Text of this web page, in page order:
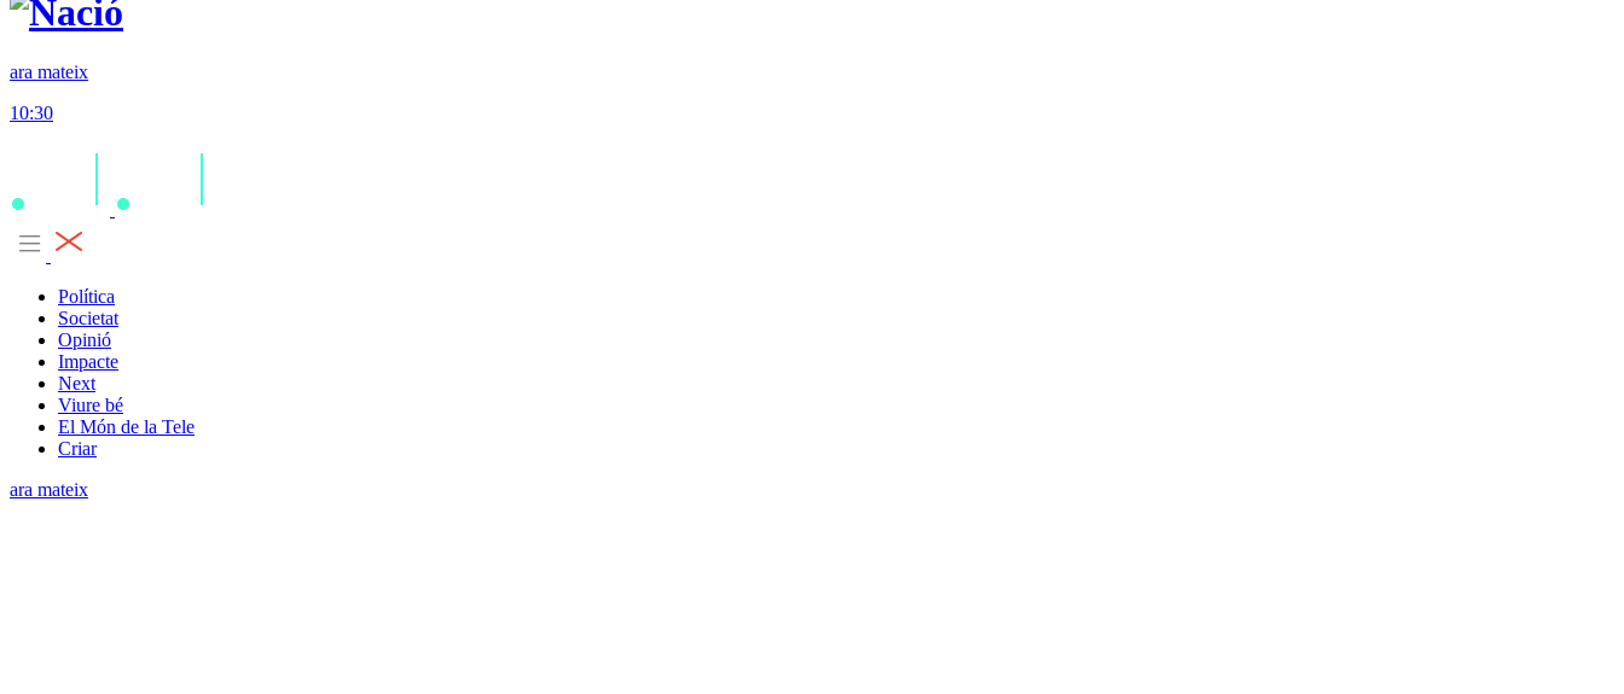
ara mateix
10:30
Política
Societat
Opinió
Impacte
Next
Viure bé
El Món de la Tele
Criar
ara mateix